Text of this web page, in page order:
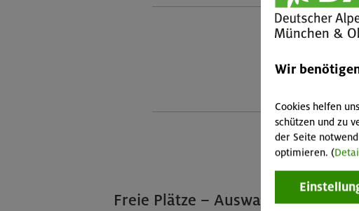
Freie Plätze – Auswahl
Wir
Cookies helfen
schützen und zu
der Seite
optimieren. (